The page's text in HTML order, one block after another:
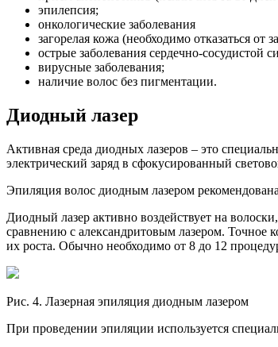
эпилепсия;
онкологические заболевания
загорелая кожа (необходимо отказаться от
острые заболевания сердечно-сосудистой
вирусные заболевания;
наличие волос без пигментации.
Диодный лазер
Активная среда диодных лазеров – это
электрический заряд в сфокусированный
Эпиляция волос диодным лазером
Диодный лазер активно воздействует на
сравнению с александритовым лазером. Точное
их роста. Обычно необходимо от 8 до 12
Рис. 4. Лазерная эпиляция диодным лазером
При проведении эпиляции используется